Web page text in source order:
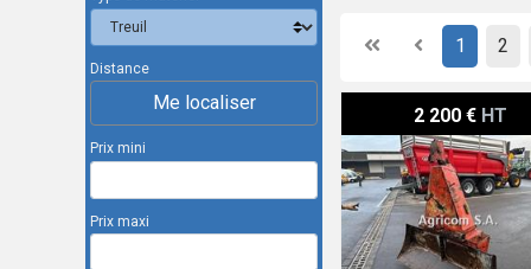
Distance
Me localiser
Prix mini
Prix maxi
FirstPrevious
1 2
2 200 € HT
Farmi 6500